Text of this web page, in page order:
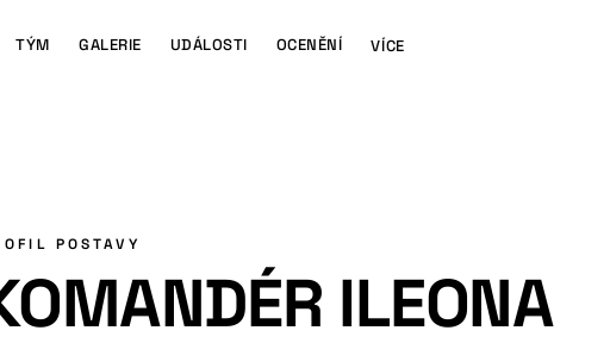
TÝM GALERIE UDÁLOSTI OCENĚNÍ VÍCE
POSTAVY
ILEONA